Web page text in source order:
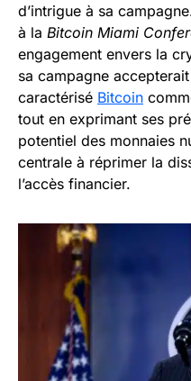
d’intrigue à sa
à la Bitcoin Miami
engagement envers la
sa campagne
caractérisé Bitcoin
tout en exprimant ses
potentiel des monnaies
centrale à réprimer la
l’accès financier.